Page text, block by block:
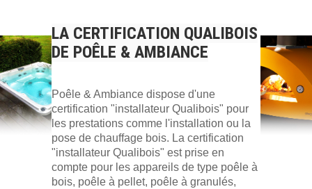
LA CERTIFICATION QUALIBOIS
DE POÊLE & AMBIANCE
Poêle & Ambiance dispose d'une
certification "installateur Qualibois" pour
les prestations comme l'installation ou la
pose de chauffage bois. La certification
"installateur Qualibois" est prise en
compte pour les appareils de type poêle à
bois, poêle à pellet, poêle à granulés,